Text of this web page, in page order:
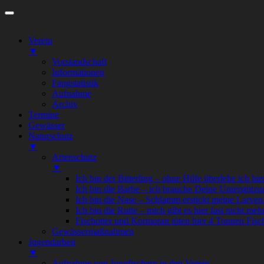
Zum
Verein
▼
Vorstandschaft
Informationen
Fangstatistik
Aufnahme
Archiv
Termine
Gewässer
Naturschutz
▼
Artenschutz
▼
Ich bin der Bitterling – ohne Hilfe überlebe ich
Ich bin die Barbe – ich brauche Deine
Ich bin die Nase – Schlamm erstickt meine
Ich bin die Rutte – mich gibt es hier fast nicht
Fischotter und Kormoran töten hier 4 Tonnen
Gewässermaßnahmen
Jugendarbeit
▼